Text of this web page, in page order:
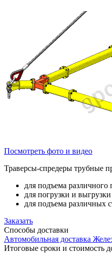
Посмотреть фото и видео
Траверсы-спредеры трубные
для подъема
для погрузки и
для подъема различных
Заказать
Способы доставки
Автомобильная доставка
Итоговые сроки и стоимость